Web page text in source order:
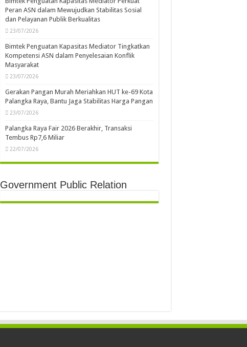
Peran ASN dalam Mewujudkan Stabilitas Sosial
dan Pelayanan Publik Berkualitas
23/07/2026
Bimtek Penguatan Kapasitas Mediator Tingkatkan
Kompetensi ASN dalam Penyelesaian Konflik
Masyarakat
23/07/2026
Gerakan Pangan Murah Meriahkan HUT ke-69 Kota
Palangka Raya, Bantu Jaga Stabilitas Harga Pangan
23/07/2026
Palangka Raya Fair 2026 Berakhir, Transaksi
Tembus Rp7,6 Miliar
22/07/2026
Government Public Relation